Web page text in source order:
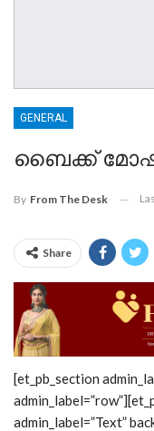
GENERAL
ബൈക്ക്
By From The Desk
Share
[et_pb_section
admin_label=”Text”